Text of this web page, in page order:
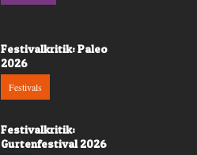
Festivalkritik: Paleo
2026
Festivals
Festivalkritik:
Gurtenfestival 2026